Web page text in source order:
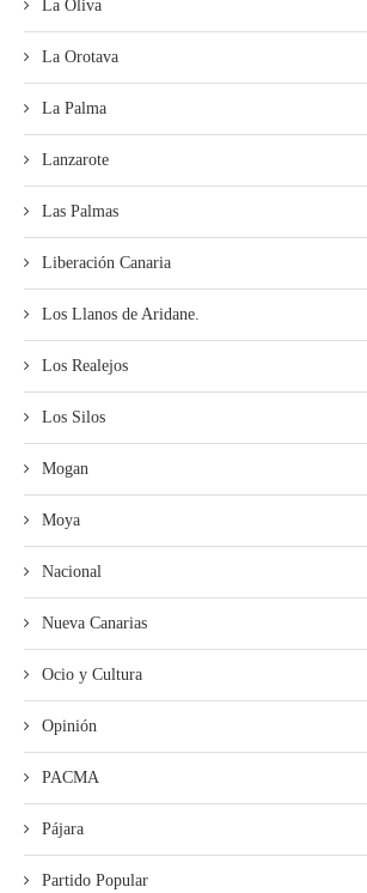
La Oliva
La Orotava
La Palma
Lanzarote
Las Palmas
Liberación Canaria
Los Llanos de Aridane.
Los Realejos
Los Silos
Mogan
Moya
Nacional
Nueva Canarias
Ocio y Cultura
Opinión
PACMA
Pájara
Partido Popular